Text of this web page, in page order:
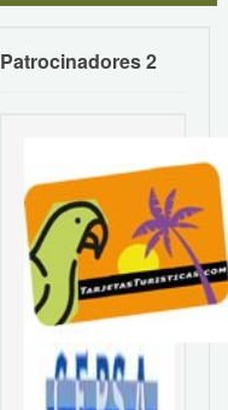
Patrocinadores 2